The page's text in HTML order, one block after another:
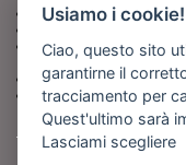
Fai pubblicità con noi
Iscriviti al nostro corso di
giornalismo
Compra i nostri libri
Entra in Barinedita Map
Usiamo i cookie!
Ciao, questo sito
garantirne il
tracciamento per
Quest'ultimo sarà
Lasciami scegliere